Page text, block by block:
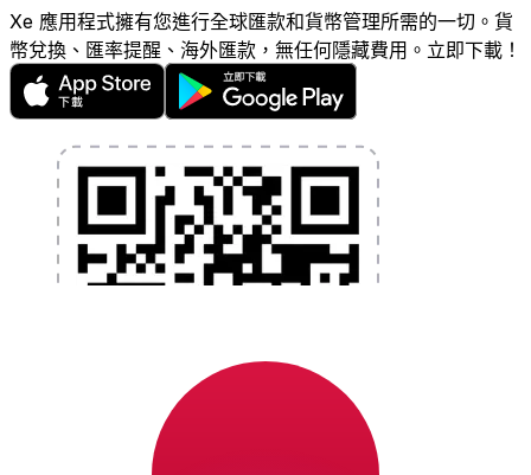
Xe 應用程式擁有您進行全球匯款和貨幣管理所需的一切。貨
幣兌換、匯率提醒、海外匯款，無任何隱藏費用。立即下載！